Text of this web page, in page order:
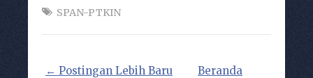
SPAN-PTKIN
← Postingan Lebih Baru
Beranda